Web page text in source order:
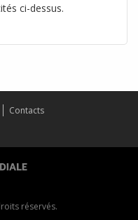
ci-dessus.
Contacts
réservés.